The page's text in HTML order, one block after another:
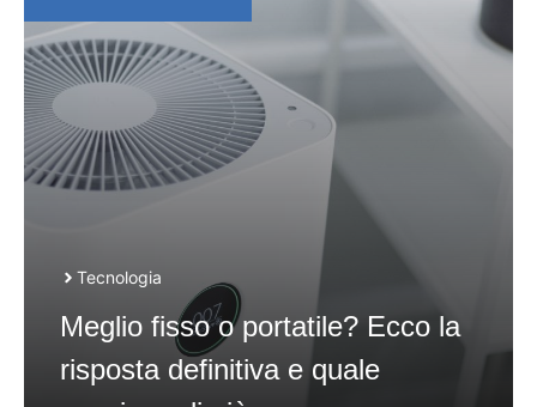
Tecnologia
Meglio fisso o portatile? Ecco la
risposta definitiva e quale